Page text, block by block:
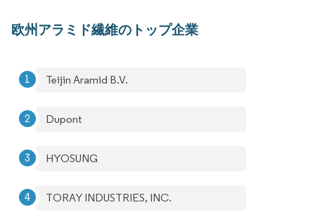
欧州アラミド繊維のトップ企業
Teijin Aramid B.V.
Dupont
HYOSUNG
TORAY INDUSTRIES, INC.